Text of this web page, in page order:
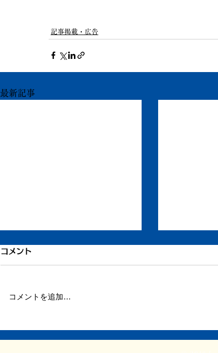
記事掲載・広告
最新記事
戦争社会学とシャア――『昭
荻田泰永さ
コメント
コメントを追加…